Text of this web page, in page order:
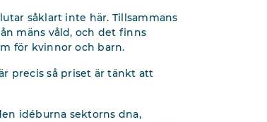
såklart inte här. Tillsammans
mäns våld, och det finns
för kvinnor och barn.
precis så priset är tänkt att
idéburna sektorns dna,